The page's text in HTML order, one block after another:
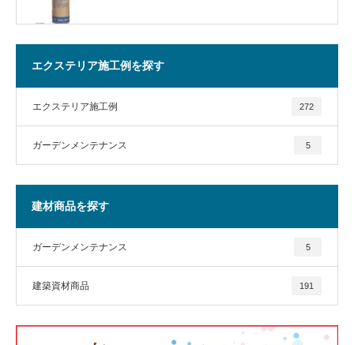
エクステリア施工例を探す
エクステリア施工例 272
ガーデンメンテナンス 5
建材商品を探す
ガーデンメンテナンス 5
建築資材商品 191